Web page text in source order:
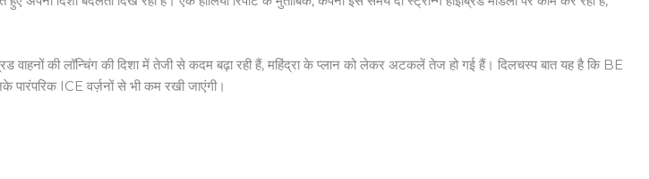
वाहनों की लॉन्चिंग की दिशा में तेजी से कदम बढ़ा रही हैं, महिंद्रा के प्लान को लेकर अटकलें तेज हो गई हैं। दिलचस्प बात यह है कि BE
ICE वर्ज़नों से भी कम रखी जाएंगी।